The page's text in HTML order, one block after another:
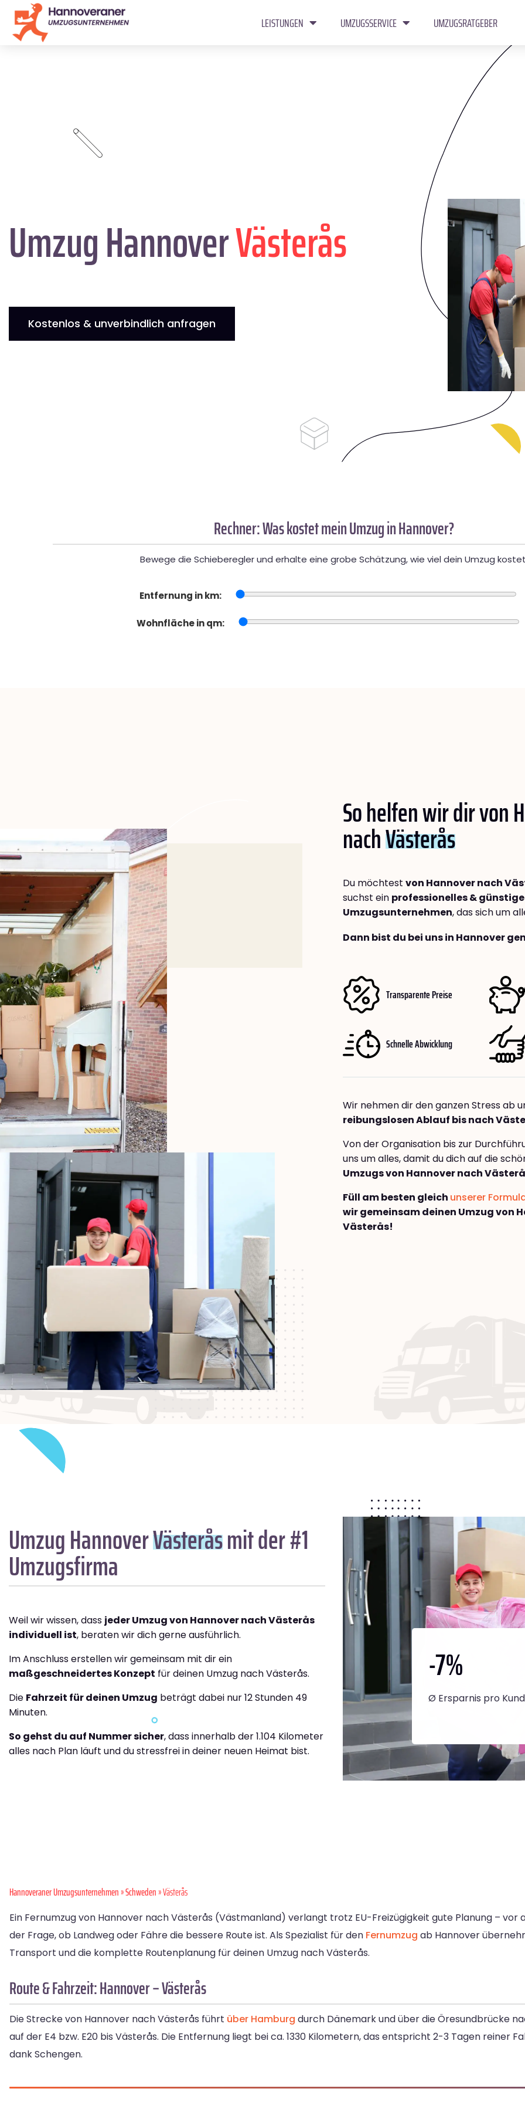
LEISTUNGEN UMZUGSSERVICE UMZUGSRATGEBER
Umzug HannoverVästerås
Kostenlos & unverbindlich anfragen
Rechner: Was kostet mein Umzug in Hannover?
Bewege die Schieberegler und erhalte eine grobe Schätzung, wie viel dein Umzug
Entfernung in km:
Wohnfläche in qm:
So helfen wir dir von
nachVästerås
Du möchtest von Hannover nach
suchst ein professionelles &
Umzugsunternehmen, das sich um
Dann bist du bei uns in Hannover
Transparente Preise
Schnelle Abwicklung
Wir nehmen dir den ganzen Stress ab
reibungslosen Ablauf bis nach
Von der Organisation bis zur
uns um alles, damit du dich auf die
Umzugs von Hannover nach
Füll am besten gleich unserer
wir gemeinsam deinen Umzug von
Västerås!
Umzug HannoverVästeråsmit der #1
Umzugsfirma
Weil wir wissen, dass jeder Umzug von Hannover nach Västerås
individuell ist, beraten wir dich gerne ausführlich.
Im Anschluss erstellen wir gemeinsam mit dir ein
maßgeschneidertes Konzept für deinen Umzug nach Västerås.
Die Fahrzeit für deinen Umzug beträgt dabei nur 12 Stunden 49
Minuten.
So gehst du auf Nummer sicher, dass innerhalb der 1.104 Kilometer
alles nach Plan läuft und du stressfrei in deiner neuen Heimat bist.
-7%
Ø Ersparnis pro
Hannoveraner Umzugsunternehmen»Schweden» Västerås
Ein Fernumzug von Hannover nach Västerås (Västmanland) verlangt trotz EU-Freizügigkeit gute Planung – vor
der Frage, ob Landweg oder Fähre die bessere Route ist. Als Spezialist für den Fernumzug ab Hannover
Transport und die komplette Routenplanung für deinen Umzug nach Västerås.
Route & Fahrzeit: Hannover – Västerås
Die Strecke von Hannover nach Västerås führt über Hamburg durch Dänemark und über die Öresundbrücke
auf der E4 bzw. E20 bis Västerås. Die Entfernung liegt bei ca. 1330 Kilometern, das entspricht 2-3 Tagen reiner
dank Schengen.